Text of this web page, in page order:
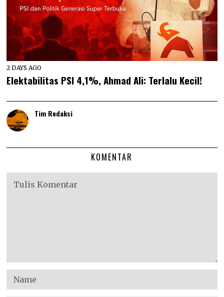
2 DAYS AGO
Elektabilitas PSI 4,1%, Ahmad Ali: Terlalu Kecil!
Tim Redaksi
KOMENTAR